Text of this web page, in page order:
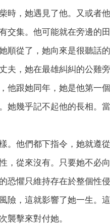
時，她遇見了他。又或者
交集。他可能就在旁邊的
順從了，她向來是很聽話的
夫，她在最雄糾糾的公雞
他跟她同年，她是他第一
她幾乎記不起他的長相。
。他們都下指令，她就遵
，從來沒有。只要她不必
恐懼只維持存在於整個性
險，這就影響了她一生。
襲擊來對付她。